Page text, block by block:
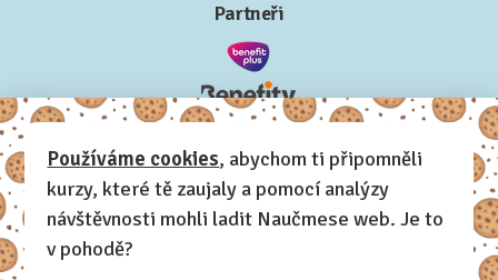
Partneři
Používáme cookies, abychom ti připomněli
kurzy, které tě zaujaly a pomocí analýzy
návštěvnosti mohli ladit Naučmese web. Je to
v pohodě?